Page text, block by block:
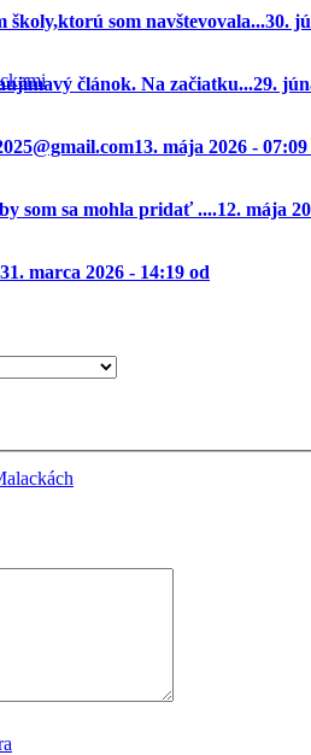
som navštevovala...30.
článok. Na začiatku...29.
13. mája 2026 -
som sa mohla pridať ....12. mája
31. marca 2026 - 14:19 od